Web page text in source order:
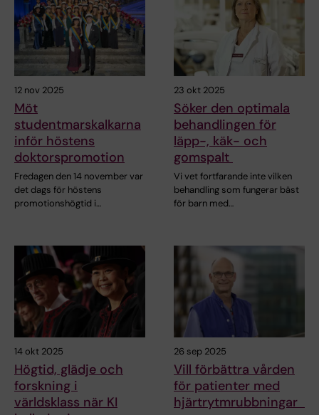
12 nov 2025
Möt
studentmarskalkarna
inför höstens
doktorspromotion
Fredagen den 14 november var
det dags för höstens
promotionshögtid i…
23 okt 2025
Söker den optimala
behandlingen för
läpp-, käk- och
gomspalt
Vi vet fortfarande inte vilken
behandling som fungerar bäst
för barn med…
14 okt 2025
Högtid, glädje och
forskning i
världsklass när KI
26 sep 2025
Vill förbättra vården
för patienter med
hjärtrytmrubbningar